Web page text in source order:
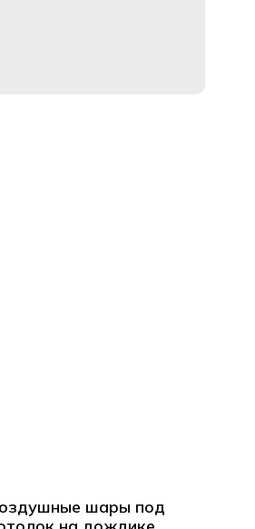
шары под